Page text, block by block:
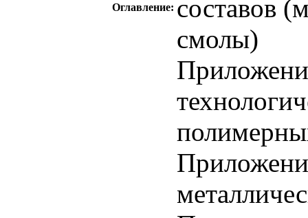
Оглавление: составов
смолы)